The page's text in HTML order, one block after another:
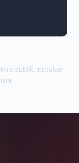
publik. Ini bukan